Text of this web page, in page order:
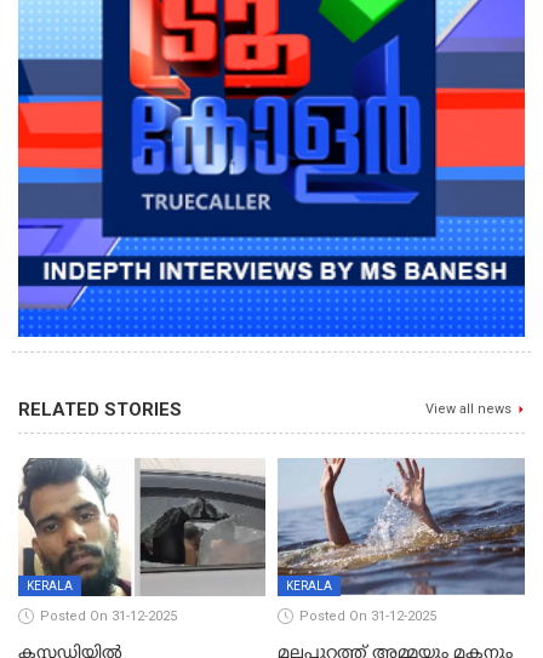
RELATED STORIES View all news
KERALA
Posted On 31-12-2025
KERALA
Posted On 31-12-2025